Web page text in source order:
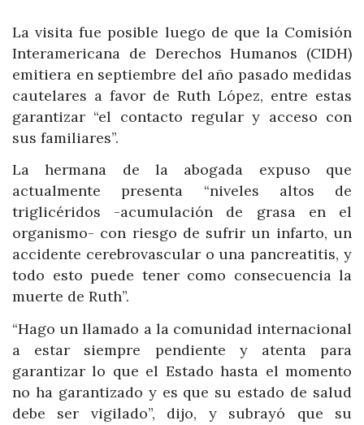
La visita fue posible luego de que la Comisión
Interamericana de Derechos Humanos (CIDH)
emitiera en septiembre del año pasado medidas
cautelares a favor de Ruth López, entre estas
garantizar “el contacto regular y acceso con
sus familiares”.
La hermana de la abogada expuso que
actualmente presenta “niveles altos de
triglicéridos -acumulación de grasa en el
organismo- con riesgo de sufrir un infarto, un
accidente cerebrovascular o una pancreatitis, y
todo esto puede tener como consecuencia la
muerte de Ruth”.
“Hago un llamado a la comunidad internacional
a estar siempre pendiente y atenta para
garantizar lo que el Estado hasta el momento
no ha garantizado y es que su estado de salud
debe ser vigilado”, dijo, y subrayó que su